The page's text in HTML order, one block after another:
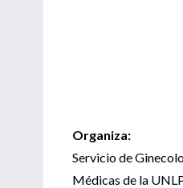
Organiza:
Servicio de
Médicas de la